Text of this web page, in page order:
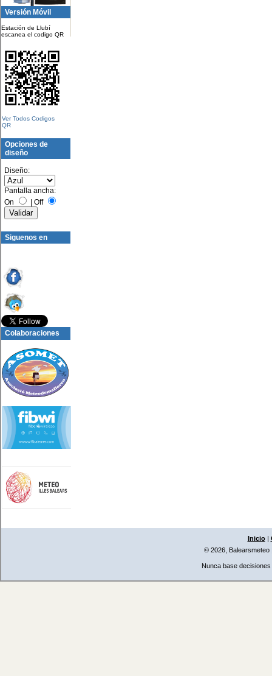
Versión Móvil
Estación de Llubí
escanea el codigo QR
Ver Todos Codigos
QR
Opciones de
diseño
Diseño:
Pantalla ancha:
On
Off
Siguenos en
Colaboraciones
Inicio|
© 2026, Balearsmeteo
Nunca base